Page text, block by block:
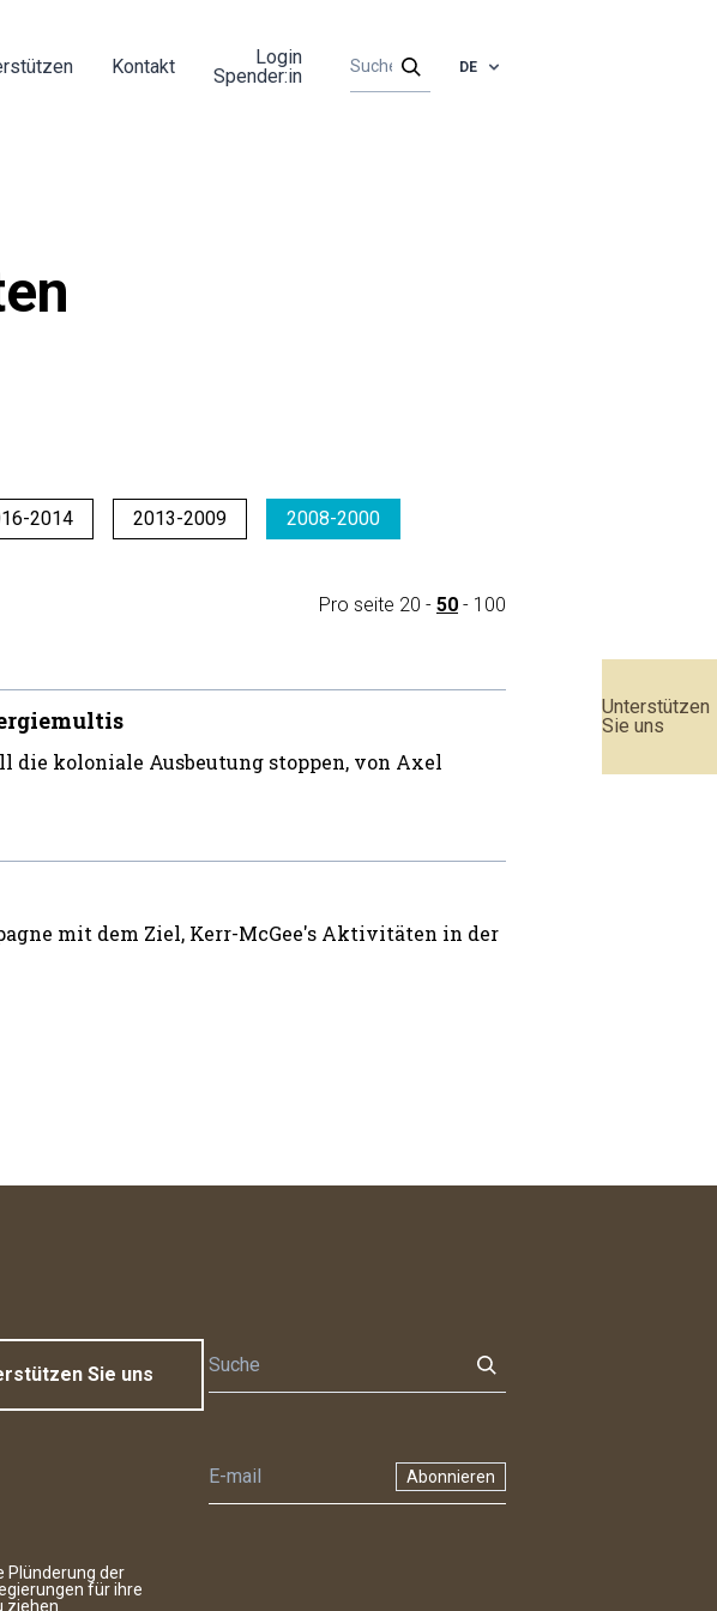
Unterstützen
Sie uns
Kontakt
Login
Spender:in
DE
2014 2013-2009 2008-2000
Pro seite 20 - 50 - 100
koloniale Ausbeutung stoppen, von Axel
mit dem Ziel, Kerr-McGee's Aktivitäten in der
Sie uns
Abonnieren
Plünderung der
für ihre